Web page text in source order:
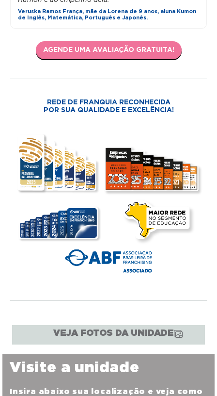
Veruska Ramos França, mãe da Lorena de 9 anos, aluna Kumon
de Inglês, Matemática, Português e Japonês.
AGENDE UMA AVALIAÇÃO GRATUITA!
REDE DE FRANQUIA RECONHECIDA
POR SUA QUALIDADE E EXCELÊNCIA!
VEJA FOTOS DA UNIDADE
Visite a unidade
Insira abaixo sua localização e veja como